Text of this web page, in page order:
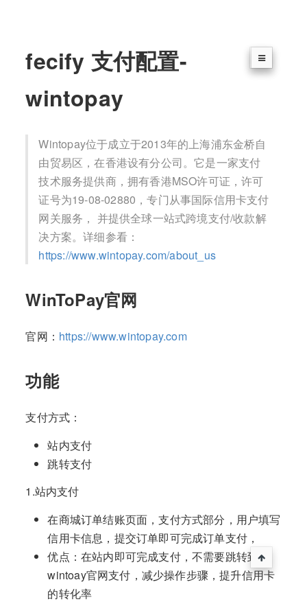
fecify 支付配置-
wintopay
Wintopay位于成立于2013年的上海浦东金桥自
由贸易区，在香港设有分公司。它是一家支付
技术服务提供商，拥有香港MSO许可证，许可
证号为19-08-02880，专门从事国际信用卡支付
网关服务， 并提供全球一站式跨境支付/收款解
决方案。详细参看：
https://www.wintopay.com/about_us
WinToPay官网
官网： https://www.wintopay.com
功能
支付方式：
站内支付
跳转支付
1.站内支付
在商城订单结账页面，支付方式部分，用户填写
信用卡信息，提交订单即可完成订单支付，
优点：在站内即可完成支付，不需要跳转到
wintoay官网支付，减少操作步骤，提升信用卡
的转化率